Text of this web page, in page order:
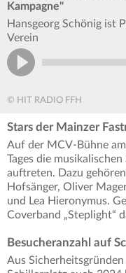
Kampagne"
Hansgeorg Schönig ist
Verein
© HIT RADIO FFH
Stars der Mainzer
Auf der MCV-Bühne
Tages die
auftreten. Dazu
Hofsänger, Oliver
und Lea Hieronymus.
Coverband „Steplight“
Besucheranzahl auf
Aus